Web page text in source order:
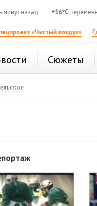
минут назад +16°C
«Чистый воздух»
Сюжеты